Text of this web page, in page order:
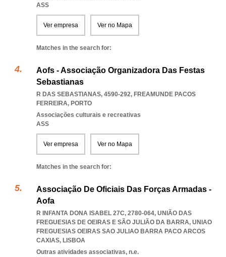
ASS
Ver empresa Ver no Mapa
Matches in the search for:
Aofs - Associação Organizadora Das Festas
Sebastianas
R DAS SEBASTIANAS, 4590-292, FREAMUNDE PACOS
FERREIRA, PORTO
Associações culturais e recreativas
ASS
Ver empresa Ver no Mapa
Matches in the search for:
Associação De Oficiais Das Forças Armadas -
Aofa
R INFANTA DONA ISABEL 27C, 2780-064, UNIÃO DAS
FREGUESIAS DE OEIRAS E SÃO JULIÃO DA BARRA, UNIAO
FREGUESIAS OEIRAS SAO JULIAO BARRA PACO ARCOS
CAXIAS, LISBOA
Outras atividades associativas, n.e.